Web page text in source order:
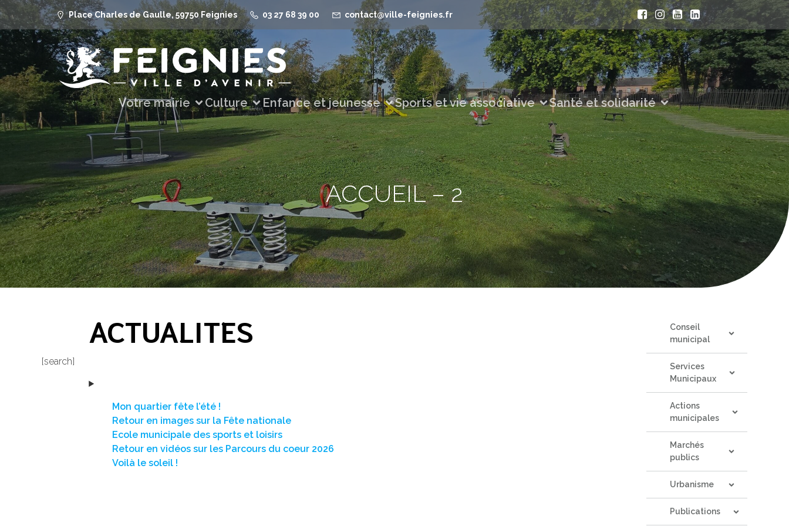
Place Charles de Gaulle, 59750 Feignies 03 27 68 39 00 contact@ville-feignies.fr
Votre mairie Culture Enfance et jeunesse Sports et vie associative Santé et solidarité
ACCUEIL – 2
ACTUALITES
[search]
Mon quartier fête l’été !
Retour en images sur la Fête nationale
Ecole municipale des sports et loisirs
Retour en vidéos sur les Parcours du coeur 2026
Voilà le soleil !
Conseil
municipal
Services
Municipaux
Actions
municipales
Marchés
publics
Urbanisme
Publications